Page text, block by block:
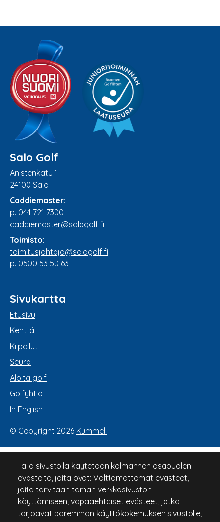
Tällä sivustolla käytetään kolmannen osapuolen
evästeitä, joita ovat: Välttämättömät evästeet,
joita tarvitaan tämän verkkosivuston
käyttämiseen; vapaaehtoiset evästeet, jotka
tarjoavat paremman käyttökokemuksen sivustolle;
Salo Golf
Anistenkatu 1
24100 Salo
Caddiemaster:
p. 044 721 7300
caddiemaster@salogolf.fi
Toimisto:
toimitusjohtaja@salogolf.fi
p. 0500 53 50 63
Sivukartta
Etusivu
Kenttä
Kilpailut
Seura
Aloita golf
Golfyhtiö
In English
© Copyright 2026 Kummeli